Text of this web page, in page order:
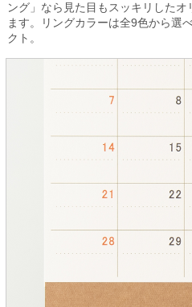
ング」なら見た目もスッキリした
ます。リングカラーは全9色から選
クト。